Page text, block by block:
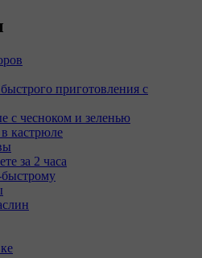
приготовления с
кастрюле
за 2 часа